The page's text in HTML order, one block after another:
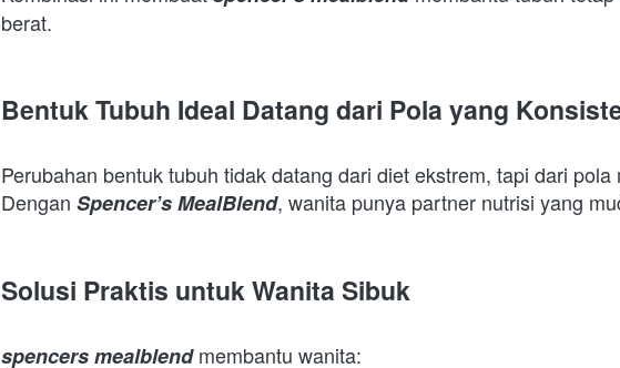
berat.
Bentuk Tubuh Ideal Datang dari Pola yang
Perubahan bentuk tubuh tidak datang dari diet ekstrem, tapi dari
Dengan Spencer’s MealBlend, wanita punya partner nutrisi yang
Solusi Praktis untuk Wanita Sibuk
spencers mealblend membantu wanita: